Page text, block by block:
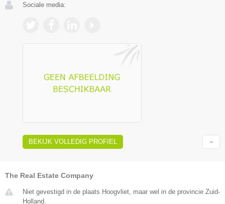
Sociale media:
BEKIJK VOLLEDIG PROFIEL
The Real Estate Company
Niet gevestigd in de plaats Hoogvliet, maar wel in de provincie Zuid-
Holland.